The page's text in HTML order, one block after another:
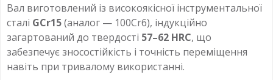
Вал виготовлений із високоякісної інструментальної
сталі GCr15(аналог — 100Cr6), індукційно
загартований до твердості 57–62 HRC, що
забезпечує зносостійкість і точність переміщення
навіть при тривалому використанні.